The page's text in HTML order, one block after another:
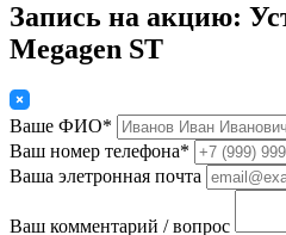
Запись на акцию:
Megagen ST
Ваше ФИО*
Ваш номер телефона*
Ваша элетронная почта
Ваш комментарий / вопрос